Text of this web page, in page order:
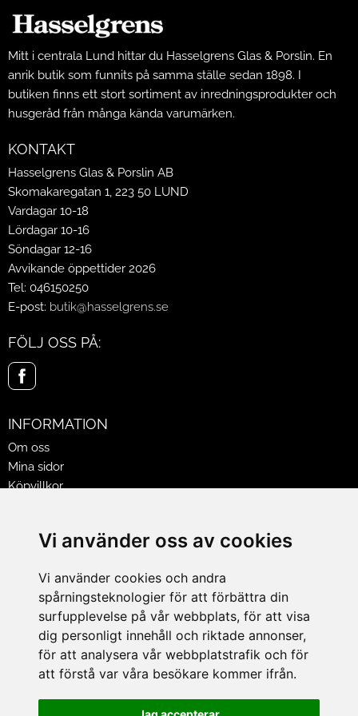
Vi använder oss av cookies
Vi använder cookies och andra
spårningsteknologier för att förbättra din
surfupplevelse på vår webbplats, för att visa
dig personligt innehåll och riktade annonser,
för att analysera vår webbplatstrafik och för
att förstå var våra besökare kommer ifrån.
Mitt i centrala Lund hittar du Hasselgrens Glas & Porslin. En
anrik butik som funnits på samma ställe sedan 1898. I
butiken finns ett stort sortiment av inredningsprodukter och
husgeråd från många kända varumärken.
KONTAKT
Hasselgrens Glas & Porslin AB
Skomakaregatan 1, 223 50 LUND
Vardagar 10-18
Lördagar 10-16
Söndagar 12-16
Avvikande öppettider 2026
Tel: 046150250
E-post: butik@hasselgrens.se
FÖLJ OSS PÅ:
INFORMATION
Om oss
Mina sidor
Köpvillkor
Jobba på Hasselgrens
LEVERANS
BETALNINGSSÄTT
I butiken i Lund kan du betala med Visa, Mastercard, Lund